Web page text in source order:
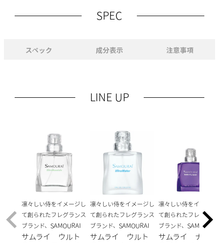
SPEC
スペック 成分表示 注意事項
LINE UP
凛々しい侍をイメージし
て創られたフレグランス
ブランド、SAMOURAI
サムライ ウルト
凛々しい侍をイメージし
て創られたフレグランス
ブランド、SAMOURAI
サムライ ウルト
凛々しい侍をイメージ
て創られたフレグラン
ブランド、SAMOURAI
サムライ ナイト